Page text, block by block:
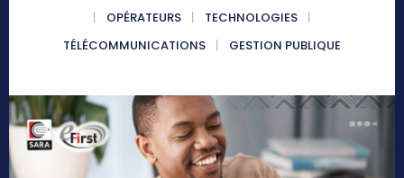
OPÉRATEURS
TECHNOLOGIES
TÉLÉCOMMUNICATIONS
GESTION PUBLIQUE